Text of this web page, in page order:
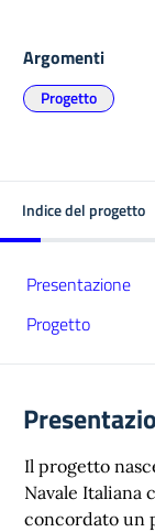
Argomenti
Progetto
Indice del progetto
Presentazione
Progetto
Il progetto
Navale Italiana
concordato un